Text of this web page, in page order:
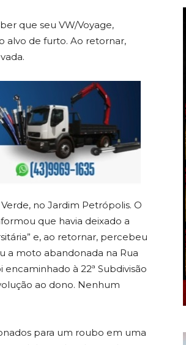
que seu VW/Voyage,
alvo de furto. Ao retornar,
no Jardim Petrópolis. O
que havia deixado a
e, ao retornar, percebeu
a moto abandonada na Rua
encaminhado à 22ª Subdivisão
ao dono. Nenhum
para um roubo em uma